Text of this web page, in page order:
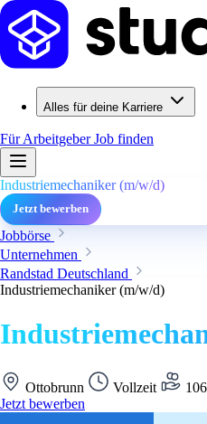
Alles für deine Karriere
Für ArbeitgeberJob finden
Industriemechaniker (m/w/d)
Jetzt bewerben
Jobbörse
Unternehmen
Randstad Deutschland
Industriemechaniker (m/w/d)
Ottobrunn Vollzeit
Jetzt bewerben